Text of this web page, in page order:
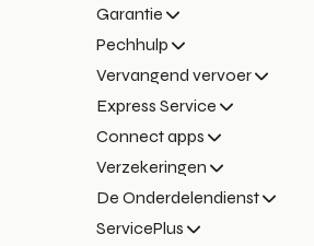
Garantie
Pechhulp
Vervangend vervoer
Express Service
Connect apps
Verzekeringen
De Onderdelendienst
ServicePlus